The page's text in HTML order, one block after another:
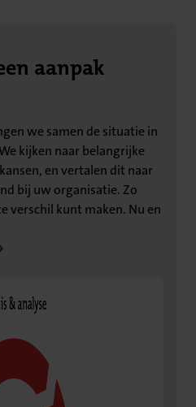
aanpak
we samen de situatie in
kijken naar belangrijke
en vertalen dit naar
bij uw organisatie. Zo
verschil kunt maken. Nu en